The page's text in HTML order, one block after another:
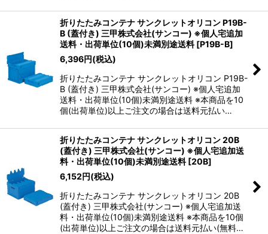
折りたたみコンテナ サンクレットオリコン P19B-
B (蓋付き) 三甲株式会社(サンコー) ※個人宅追加
送料・出荷単位(10個)未満別途送料 [P19B-B]
6,396円(税込)
折りたたみコンテナ サンクレットオリコン P19B-
B (蓋付き) 三甲株式会社(サンコー) ※個人宅追加
送料・出荷単位(10個)未満別途送料 ※本商品を10
個(出荷単位)以上ご注文の場合は送料元払い…
折りたたみコンテナ サンクレットオリコン 20B
(蓋付き) 三甲株式会社(サンコー) ※個人宅追加送
料・出荷単位(10個)未満別途送料 [20B]
6,152円(税込)
折りたたみコンテナ サンクレットオリコン 20B
(蓋付き) 三甲株式会社(サンコー) ※個人宅追加送
料・出荷単位(10個)未満別途送料 ※本商品を10個
(出荷単位)以上ご注文の場合は送料元払い(無料…